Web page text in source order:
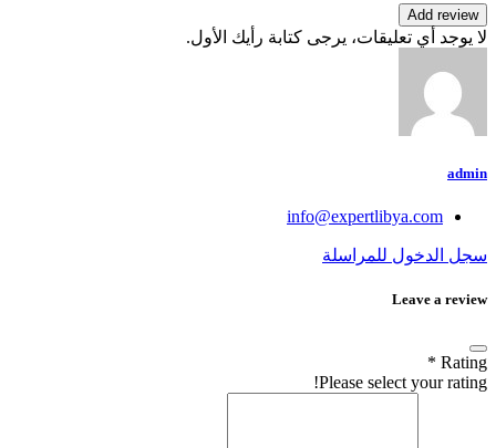
Add review
لا يوجد أي تعليقات، يرجى كتابة رأيك الأول.
admin
info@expertlibya.com
سجل الدخول للمراسلة
Leave a review
Rating
*
Please select your rating!